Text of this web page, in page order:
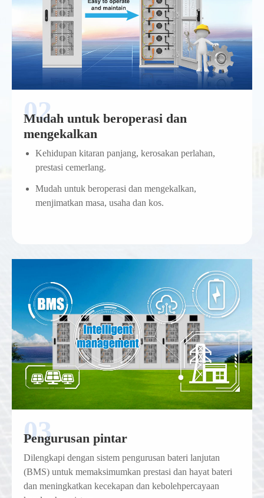
Mudah untuk beroperasi dan
mengekalkan
Kehidupan kitaran panjang, kerosakan perlahan,
prestasi cemerlang.
Mudah untuk beroperasi dan mengekalkan,
menjimatkan masa, usaha dan kos.
Pengurusan pintar
Dilengkapi dengan sistem pengurusan bateri lanjutan
(BMS) untuk memaksimumkan prestasi dan hayat bateri
dan meningkatkan kecekapan dan kebolehpercayaan